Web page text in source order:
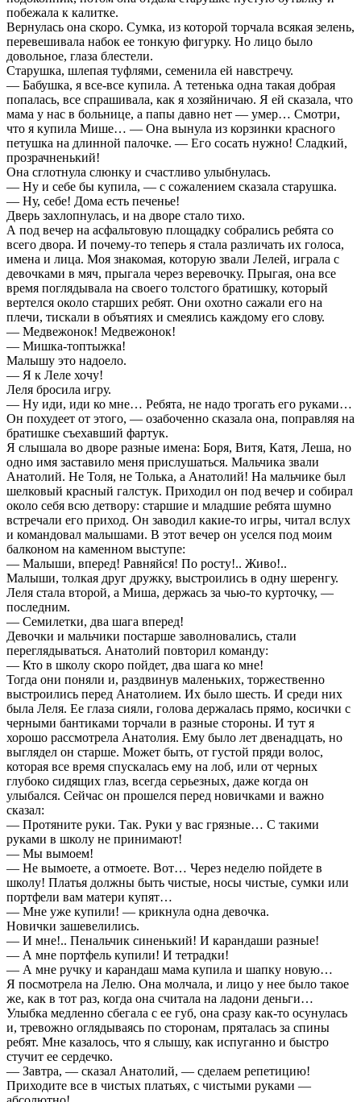
побежала к калитке.
Вернулась она скоро. Сумка, из которой торчала всякая зелень,
перевешивала набок ее тонкую фигурку. Но лицо было
довольное, глаза блестели.
Старушка, шлепая туфлями, семенила ей навстречу.
— Бабушка, я все-все купила. А тетенька одна такая добрая
попалась, все спрашивала, как я хозяйничаю. Я ей сказала, что
мама у нас в больнице, а папы давно нет — умер… Смотри,
что я купила Мише… — Она вынула из корзинки красного
петушка на длинной палочке. — Его сосать нужно! Сладкий,
прозрачненький!
Она сглотнула слюнку и счастливо улыбнулась.
— Ну и себе бы купила, — с сожалением сказала старушка.
— Ну, себе! Дома есть печенье!
Дверь захлопнулась, и на дворе стало тихо.
А под вечер на асфальтовую площадку собрались ребята со
всего двора. И почему-то теперь я стала различать их голоса,
имена и лица. Моя знакомая, которую звали Лелей, играла с
девочками в мяч, прыгала через веревочку. Прыгая, она все
время поглядывала на своего толстого братишку, который
вертелся около старших ребят. Они охотно сажали его на
плечи, тискали в объятиях и смеялись каждому его слову.
— Медвежонок! Медвежонок!
— Мишка-топтыжка!
Малышу это надоело.
— Я к Леле хочу!
Леля бросила игру.
— Ну иди, иди ко мне… Ребята, не надо трогать его руками…
Он похудеет от этого, — озабоченно сказала она, поправляя на
братишке съехавший фартук.
Я слышала во дворе разные имена: Боря, Витя, Катя, Леша, но
одно имя заставило меня прислушаться. Мальчика звали
Анатолий. Не Толя, не Толька, а Анатолий! На мальчике был
шелковый красный галстук. Приходил он под вечер и собирал
около себя всю детвору: старшие и младшие ребята шумно
встречали его приход. Он заводил какие-то игры, читал вслух
и командовал малышами. В этот вечер он уселся под моим
балконом на каменном выступе:
— Малыши, вперед! Равняйся! По росту!.. Живо!..
Малыши, толкая друг дружку, выстроились в одну шеренгу.
Леля стала второй, а Миша, держась за чью-то курточку, —
последним.
— Семилетки, два шага вперед!
Девочки и мальчики постарше заволновались, стали
переглядываться. Анатолий повторил команду:
— Кто в школу скоро пойдет, два шага ко мне!
Тогда они поняли и, раздвинув маленьких, торжественно
выстроились перед Анатолием. Их было шесть. И среди них
была Леля. Ее глаза сияли, голова держалась прямо, косички с
черными бантиками торчали в разные стороны. И тут я
хорошо рассмотрела Анатолия. Ему было лет двенадцать, но
выглядел он старше. Может быть, от густой пряди волос,
которая все время спускалась ему на лоб, или от черных
глубоко сидящих глаз, всегда серьезных, даже когда он
улыбался. Сейчас он прошелся перед новичками и важно
сказал:
— Протяните руки. Так. Руки у вас грязные… С такими
руками в школу не принимают!
— Мы вымоем!
— Не вымоете, а отмоете. Вот… Через неделю пойдете в
школу! Платья должны быть чистые, носы чистые, сумки или
портфели вам матери купят…
— Мне уже купили! — крикнула одна девочка.
Новички зашевелились.
— И мне!.. Пенальчик синенький! И карандаши разные!
— А мне портфель купили! И тетрадки!
— А мне ручку и карандаш мама купила и шапку новую…
Я посмотрела на Лелю. Она молчала, и лицо у нее было такое
же, как в тот раз, когда она считала на ладони деньги…
Улыбка медленно сбегала с ее губ, она сразу как-то осунулась
и, тревожно оглядываясь по сторонам, пряталась за спины
ребят. Мне казалось, что я слышу, как испуганно и быстро
стучит ее сердечко.
— Завтра, — сказал Анатолий, — сделаем репетицию!
Приходите все в чистых платьях, с чистыми руками —